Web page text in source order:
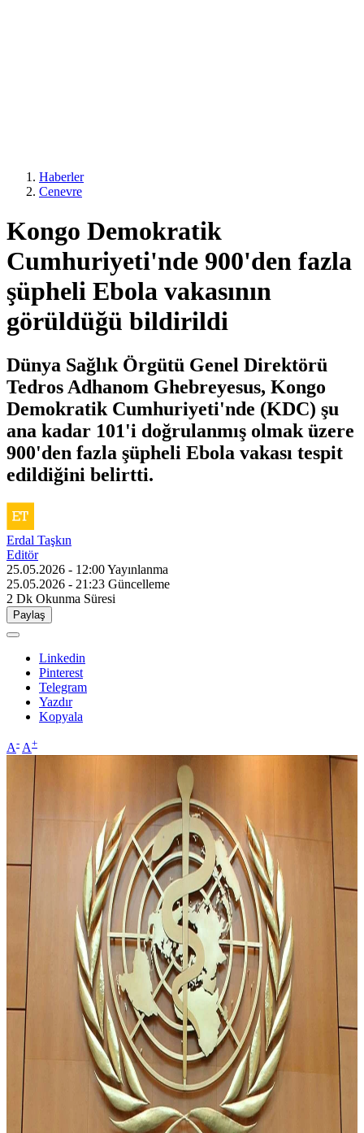
Haberler
Cenevre
Kongo Demokratik
Cumhuriyeti'nde 900'den fazla
şüpheli Ebola vakasının
görüldüğü bildirildi
Dünya Sağlık Örgütü Genel Direktörü
Tedros Adhanom Ghebreyesus, Kongo
Demokratik Cumhuriyeti'nde (KDC) şu
ana kadar 101'i doğrulanmış olmak üzere
900'den fazla şüpheli Ebola vakası tespit
edildiğini belirtti.
Erdal Taşkın
Editör
25.05.2026 - 12:00Yayınlanma
25.05.2026 - 21:23 Güncelleme
2 Dk Okunma Süresi
Paylaş
Linkedin
Pinterest
Telegram
Yazdır
Kopyala
A- A+